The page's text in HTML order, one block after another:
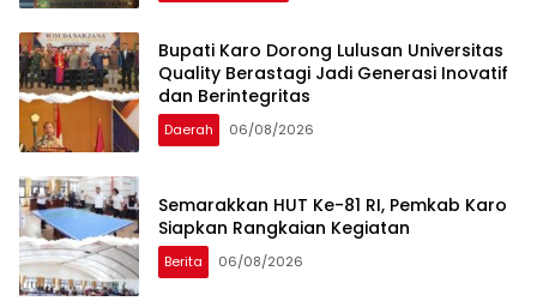
Bupati Karo Dorong Lulusan Universitas
Quality Berastagi Jadi Generasi Inovatif
dan Berintegritas
Daerah 06/08/2026
Semarakkan HUT Ke-81 RI, Pemkab Karo
Siapkan Rangkaian Kegiatan
Berita 06/08/2026